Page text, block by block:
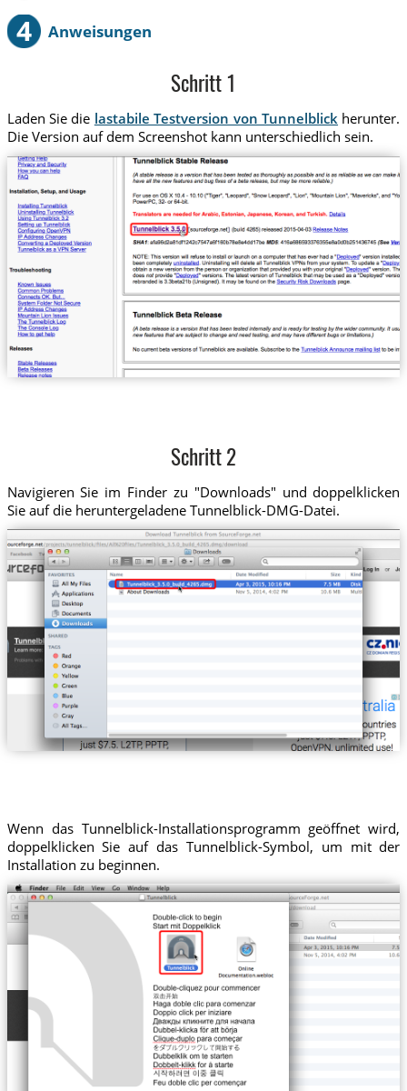
4 Anweisungen
Schritt 1
Laden Sie die lastabile Testversion von Tunnelblick herunter.
Die Version auf dem Screenshot kann unterschiedlich sein.
Schritt 2
Navigieren Sie im Finder zu "Downloads" und doppelklicken
Sie auf die heruntergeladene Tunnelblick-DMG-Datei.
Wenn das Tunnelblick-Installationsprogramm geöffnet wird,
doppelklicken Sie auf das Tunnelblick-Symbol, um mit der
Installation zu beginnen.